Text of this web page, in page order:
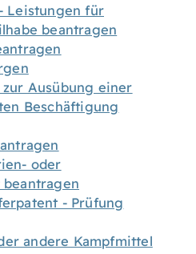
Leistungen für
beantragen
zur Ausübung einer
Beschäftigung
oder
- Prüfung
andere Kampfmittel